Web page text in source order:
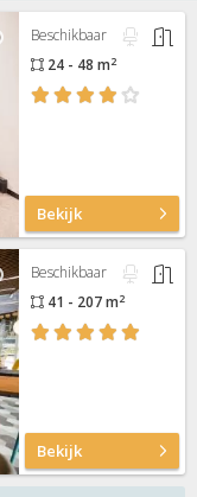
Beschikbaar
24 - 48 m2
Bekijk
Beschikbaar
41 - 207 m2
Bekijk